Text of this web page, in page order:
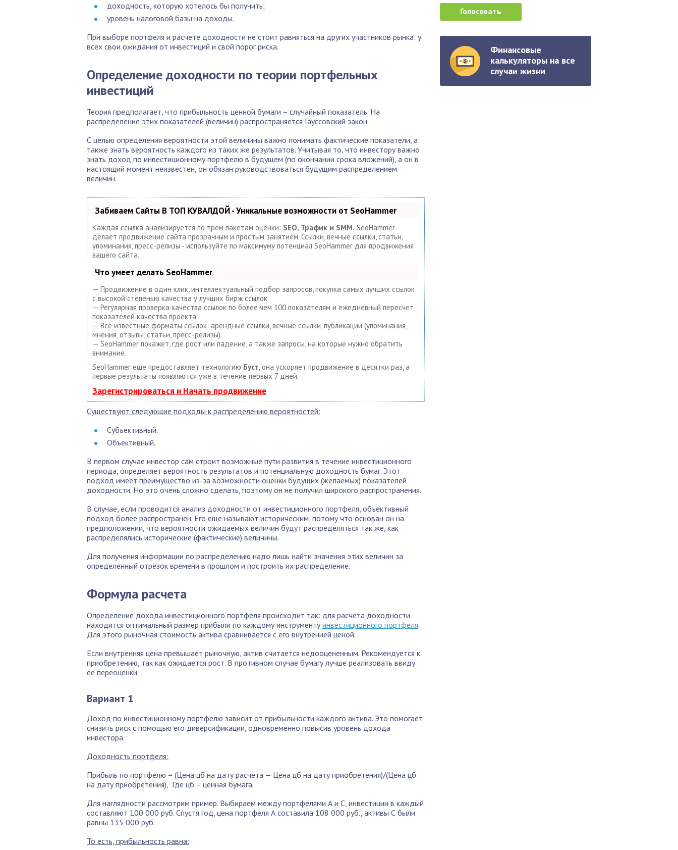
доходность, которую хотелось бы получить;
уровень налоговой базы на доходы.
При выборе портфеля и расчете доходности не стоит равняться на других участников рынка: у
всех свои ожидания от инвестиций и свой порог риска.
Определение доходности по теории портфельных
инвестиций
Теория предполагает, что прибыльность ценной бумаги – случайный показатель. На
распределение этих показателей (величин) распространяется Гауссовский закон.
С целью определения вероятности этой величины важно понимать фактические показатели, а
также знать вероятность каждого из таких же результатов. Учитывая то, что инвестору важно
знать доход по инвестиционному портфелю в будущем (по окончании срока вложений), а он в
настоящий момент неизвестен, он обязан руководствоваться будущим распределением
величин.
Забиваем Сайты В ТОП КУВАЛДОЙ - Уникальные возможности от SeoHammer
Каждая ссылка анализируется по трем пакетам оценки: SEO, Трафик и SMM. SeoHammer
делает продвижение сайта прозрачным и простым занятием. Ссылки, вечные ссылки, статьи,
упоминания, пресс-релизы - используйте по максимуму потенциал SeoHammer для продвижения
вашего сайта.
Что умеет делать SeoHammer
— Продвижение в один клик, интеллектуальный подбор запросов, покупка самых лучших ссылок
с высокой степенью качества у лучших бирж ссылок.
— Регулярная проверка качества ссылок по более чем 100 показателям и ежедневный пересчет
показателей качества проекта.
— Все известные форматы ссылок: арендные ссылки, вечные ссылки, публикации (упоминания,
мнения, отзывы, статьи, пресс-релизы).
— SeoHammer покажет, где рост или падение, а также запросы, на которые нужно обратить
внимание.
SeoHammer еще предоставляет технологию Буст, она ускоряет продвижение в десятки раз, а
первые результаты появляются уже в течение первых 7 дней.
Зарегистрироваться и Начать продвижение
Существуют следующие подходы к распределению вероятностей:
Субъективный.
Объективный.
В первом случае инвестор сам строит возможные пути развития в течение инвестиционного
периода, определяет вероятность результатов и потенциальную доходность бумаг. Этот
подход имеет преимущество из-за возможности оценки будущих (желаемых) показателей
доходности. Но это очень сложно сделать, поэтому он не получил широкого распространения.
В случае, если проводится анализ доходности от инвестиционного портфеля, объективный
подход более распространен. Его еще называют историческим, потому что основан он на
предположении, что вероятности ожидаемых величин будут распределяться так же, как
распределялись исторические (фактические) величины.
Для получения информации по распределению надо лишь найти значения этих величин за
определенный отрезок времени в прошлом и построить их распределение.
Формула расчета
Определение дохода инвестиционного портфеля происходит так: для расчета доходности
находится оптимальный размер прибыли по каждому инструментуинвестиционного портфеля.
Для этого рыночная стоимость актива сравнивается с его внутренней ценой.
Если внутренняя цена превышает рыночную, актив считается недооцененным. Рекомендуется к
приобретению, так как ожидается рост. В противном случае бумагу лучше реализовать ввиду
ее переоценки.
Вариант 1
Доход по инвестиционному портфелю зависит от прибыльности каждого актива. Это помогает
снизить риск с помощью его диверсификации, одновременно повысив уровень дохода
инвестора.
Доходность портфеля:
Прибыль по портфелю = (Цена цб на дату расчета — Цена цб на дату приобретения)/(Цена цб
на дату приобретения), Где цб – ценная бумага.
Для наглядности рассмотрим пример. Выбираем между портфелями А и С, инвестиции в каждый
составляют 100 000 руб. Спустя год, цена портфеля А составила 108 000 руб., активы С были
равны 135 000 руб.
То есть, прибыльность равна:
Финансовые
калькуляторы на все
случаи жизни